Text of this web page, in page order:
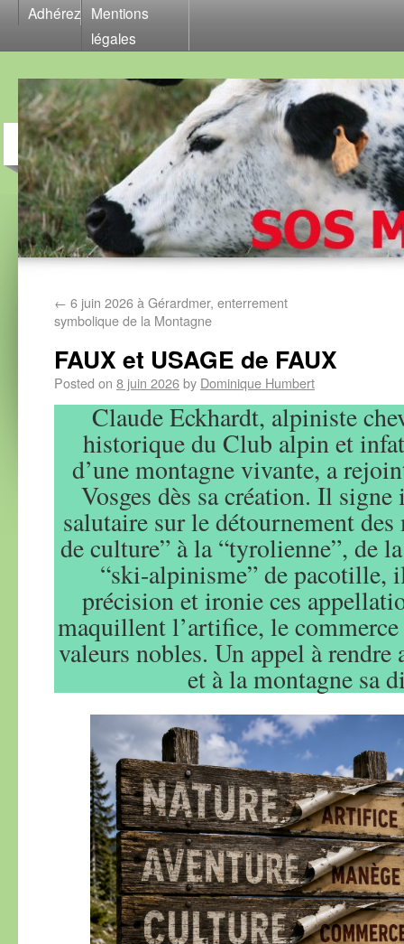
Adhérez Mentions
légales
← 6 juin 2026 à Gérardmer, enterrement
symbolique de la Montagne
FAUX et USAGE de FAUX
Posted on 8 juin 2026by Dominique Humbert
Claude Eckhardt, alpiniste
historique du Club alpin et
d’une montagne vivante, a
Vosges dès sa création. Il
salutaire sur le détournement
de culture” à la “tyrolienne”, de
“ski-alpinisme” de pacotille,
précision et ironie ces
maquillent l’artifice, le commerce
valeurs nobles. Un appel à rendre
et à la montagne sa